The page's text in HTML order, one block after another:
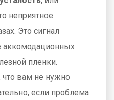
неприятное
Это сигнал
аккомодационных
пленки.
вам не нужно
если проблема